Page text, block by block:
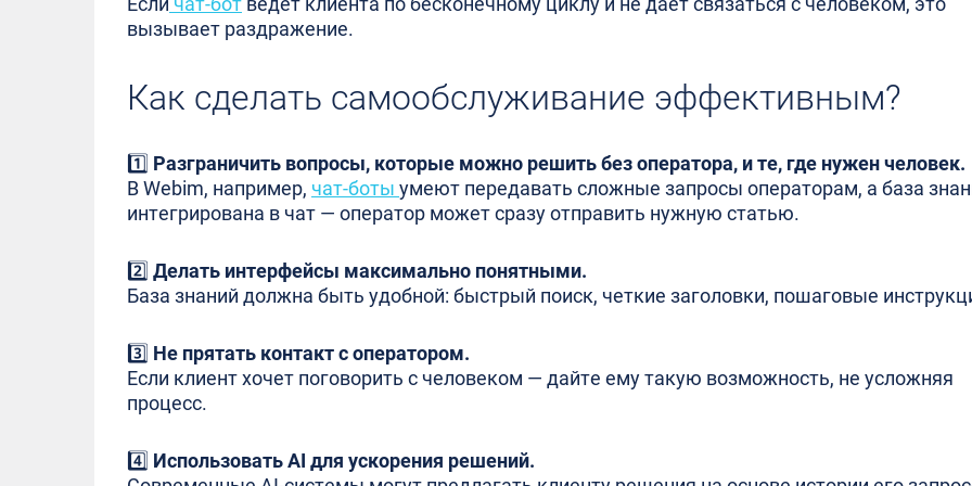
вызывает раздражение.
Как сделать самообслуживание эффективным?
1️⃣ Разграничить вопросы, которые можно решить без оператора, и те, где нужен человек.
В Webim, например, чат-боты умеют передавать сложные запросы операторам, а база
интегрирована в чат — оператор может сразу отправить нужную статью.
2️⃣ Делать интерфейсы максимально понятными.
База знаний должна быть удобной: быстрый поиск, четкие заголовки, пошаговые
3️⃣ Не прятать контакт с оператором.
Если клиент хочет поговорить с человеком — дайте ему такую возможность, не усложняя
процесс.
4️⃣ Использовать AI для ускорения решений.